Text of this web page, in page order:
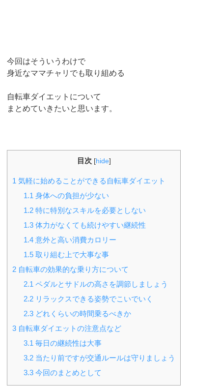
今回はそういうわけで
身近なママチャリでも取り組める
自転車ダイエットについて
まとめていきたいと思います。
目次 [hide]
1 気軽に始めることができる自転車ダイエット
1.1 身体への負担が少ない
1.2 特に特別なスキルを必要としない
1.3 体力がなくても続けやすい継続性
1.4 意外と高い消費カロリー
1.5 取り組む上で大事な事
2 自転車の効果的な乗り方について
2.1 ペダルとサドルの高さを調節しましょう
2.2 リラックスできる姿勢でこいでいく
2.3 どれくらいの時間乗るべきか
3 自転車ダイエットの注意点など
3.1 毎日の継続性は大事
3.2 当たり前ですが交通ルールは守りましょう
3.3 今回のまとめとして